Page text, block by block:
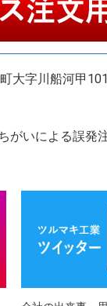
大字川船河甲
いによる誤発